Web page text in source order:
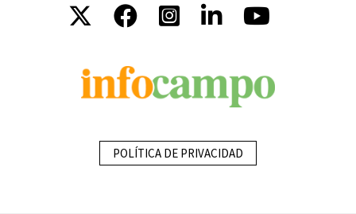
POLÍTICA DE PRIVACIDAD